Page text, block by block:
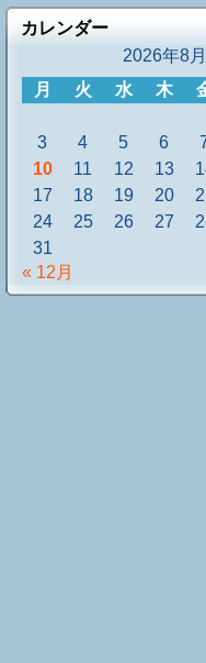
カレンダー
2026年8月
月
火 水 木
3
4 5 6
10
11 12 13
17
18 19 20
24
25 26 27
31
« 12月